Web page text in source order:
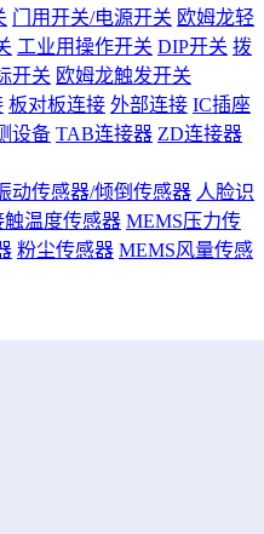
门用开关/电源开关 欧姆龙轻
工业用操作开关 DIP开关 拨
开关 欧姆龙触发开关
板对板连接 外部连接 IC插座
设备 TAB连接器 ZD连接器
动传感器/倾倒传感器 人脸识
触温度传感器 MEMS压力传
粉尘传感器 MEMS风量传感